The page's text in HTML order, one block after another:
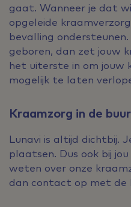
gaat. Wanneer je dat
opgeleide
bevalling ondersteunen.
geboren, dan zet jouw
het uiterste in om jouw
mogelijk te laten
Kraamzorg in de
Lunavi is altijd dichtbij.
plaatsen. Dus ook bij
weten over onze
dan contact op met de